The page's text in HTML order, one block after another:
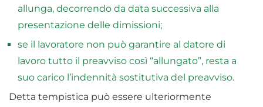
allunga, decorrendo da data successiva alla
presentazione delle dimissioni;
se il lavoratore non può garantire al datore di
lavoro tutto il preavviso così “allungato”, resta a
suo carico l’indennità sostitutiva del preavviso.
Detta tempistica può essere ulteriormente